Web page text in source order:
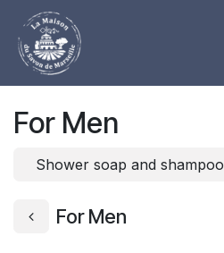
Skip to Content
For Men
Shower soap and shampoo
For Men